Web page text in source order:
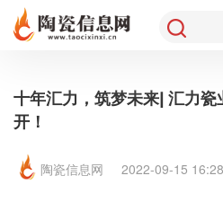
十年汇力，筑梦未来| 汇力
开！
陶瓷信息网 2022-09-15